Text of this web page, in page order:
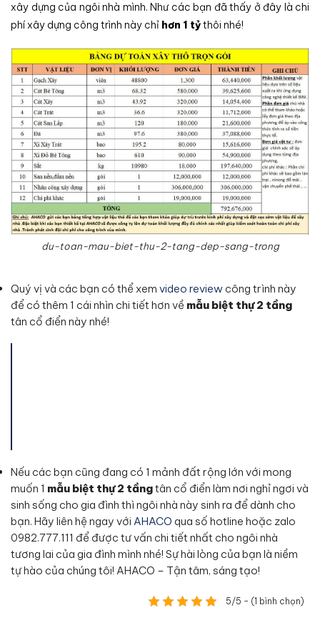
xây dựng của ngôi nhà mình. Như các bạn đã thấy ở đây là chi
phí xây dựng công trình này chỉ hơn 1 tỷthôi nhé!
du-toan-mau-biet-thu-2-tang-dep-sang-trong
Quý vị và các bạn có thể xem video review công trình này
để có thêm 1 cái nhìn chi tiết hơn về mẫu biệt thự 2 tầng
tân cổ điển này nhé!
Nếu các bạn cũng đang có 1 mảnh đất rộng lớn với mong
muốn 1 mẫu biệt thự 2 tầngtân cổ điển làm nơi nghỉ ngơi và
sinh sống cho gia đình thì ngôi nhà này sinh ra để dành cho
bạn. Hãy liên hệ ngay với AHACO qua số hotline hoặc zalo
0982.777.111 để được tư vấn chi tiết nhất cho ngôi nhà
tương lai của gia đình mình nhé! Sự hài lòng của bạn là niềm
tự hào của chúng tôi! AHACO – Tận tâm, sáng tạo!
5/5 - (1 bình chọn)